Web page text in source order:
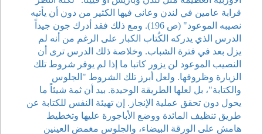
قرابة عامين في لندن وعانى فيها الكثير من دون أن يأتيه
نصيبه الموعود" (ص 196). ومع ذلك فقد أدرك جون جيداً
الدرس الذي يدركه الكُتاب الكبار على الرغم من أنه لم
يزل بعد في فترة الشباب. وخلاصة ذلك الدرس ترى أن
النصيب الموعود لن يزور كاتبا ما إذا لم يوفر شروط تلك
الزيارة وظروفها. ولعل أبرز تلك الشروط "الجلوس
والكتابة"، بل لعلها الطريقة الوحيدة. بيد أن ثمة شيئاً ما
يحول دون تحقق عملية الإنجاز. إن تهيئة النفس للكتابة عن
طريق تنظيف المائدة ووضع الأباجورة عليها وتخطيط
هامش على الورقة البيضاء، والجلوس مغمض العينين